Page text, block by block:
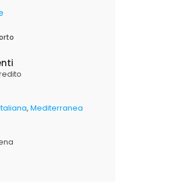
Mediterranea